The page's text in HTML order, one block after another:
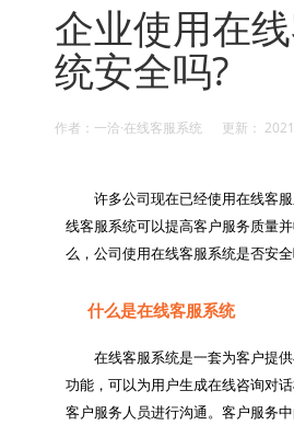
企业使用在
统安全吗?
作者：一洽·在线客服系统 更新：
许多公司现在已经使用在线客服
线客服系统可以提高客户服务质量
什么是在线客服系统
在线客服系统是一套为客户提供
功能，可以为用户生成在线咨询对
客户服务人员进行沟通。客户服务